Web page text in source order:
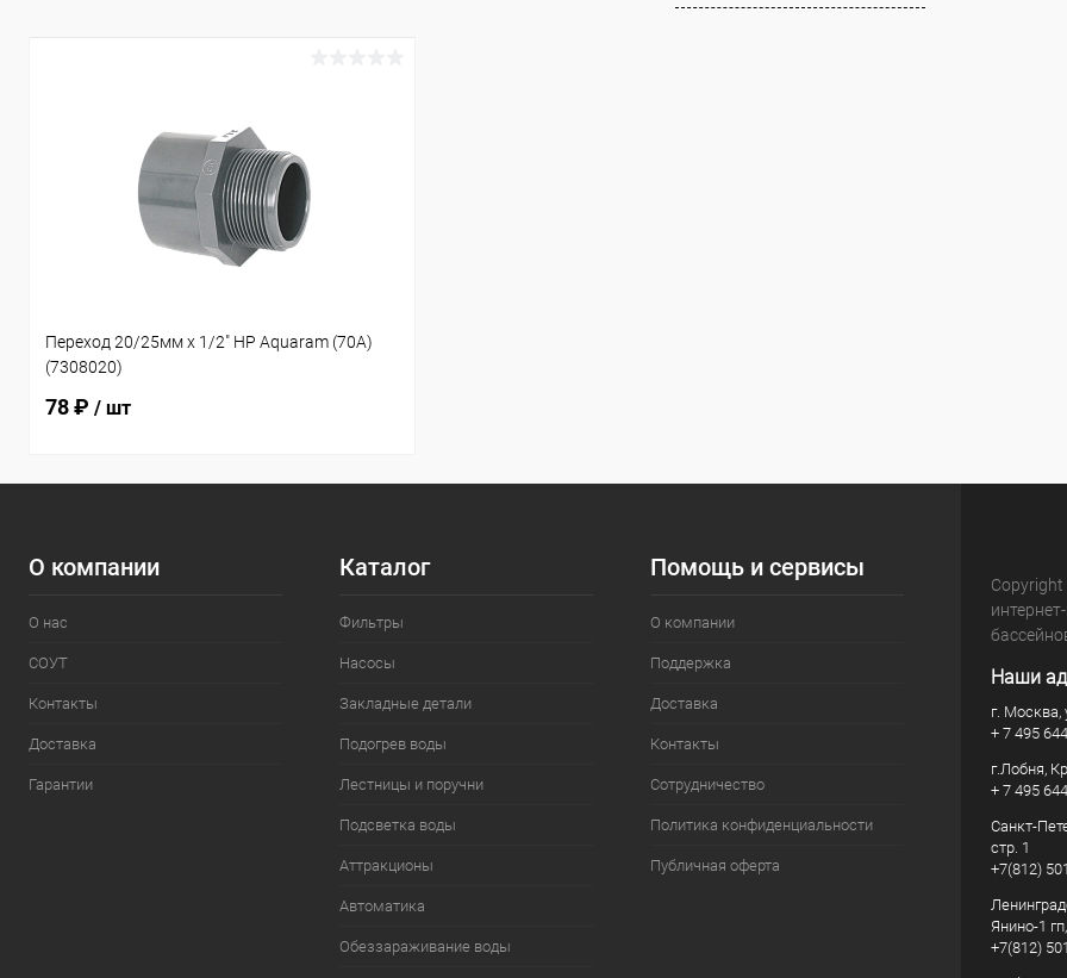
Переход 20/25мм x 1/2" НР Aquaram (70А)
(7308020)
78 ₽ / шт
О компании
О нас
СОУТ
Контакты
Доставка
Гарантии
Каталог
Фильтры
Насосы
Закладные детали
Подогрев воды
Лестницы и поручни
Подсветка воды
Аттракционы
Автоматика
Обеззараживание воды
Помощь и сервисы
О компании
Поддержка
Доставка
Контакты
Сотрудничество
Политика конфиденциальности
Публичная оферта
Наши
г. Москва,
+ 7 495
г.Лобня,
+ 7 495
Санкт-
стр. 1
+7(812)
Янино-1
+7(812)